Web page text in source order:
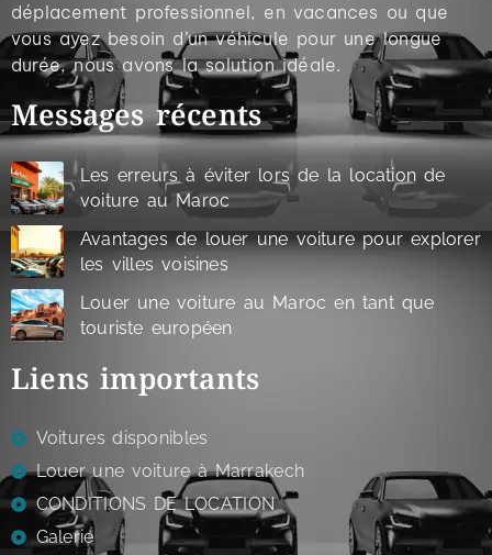
déplacement professionnel, en vacances ou que
vous ayez besoin d’un véhicule pour une longue
durée, nous avons la solution idéale.
Messages récents
Les erreurs à éviter lors de la location de
voiture au Maroc
Avantages de louer une voiture pour explorer
les villes voisines
Louer une voiture au Maroc en tant que
touriste européen
Liens importants
Voitures disponibles
Louer une voiture à Marrakech
CONDITIONS DE LOCATION
Galerie